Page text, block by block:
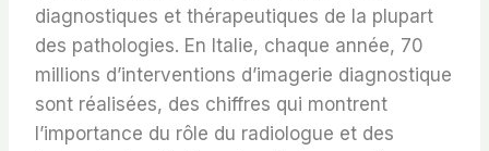
diagnostiques et thérapeutiques de la plupart
des pathologies. En Italie, chaque année, 70
millions d’interventions d’imagerie diagnostique
sont réalisées, des chiffres qui montrent
l’importance du rôle du radiologue et des